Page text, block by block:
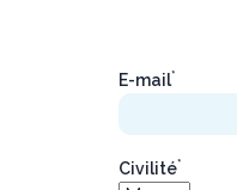
E-mail*
Civilité*